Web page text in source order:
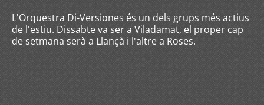
L'Orquestra Di-Versiones és un dels grups més actius
de l'estiu. Dissabte va ser a Viladamat, el proper cap
de setmana serà a Llançà i l'altre a Roses.